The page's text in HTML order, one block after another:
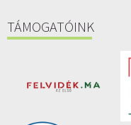
TÁMOGATÓINK